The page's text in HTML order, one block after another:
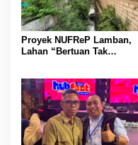
Proyek NUFReP Lamban,
Lahan “Bertuan Tak